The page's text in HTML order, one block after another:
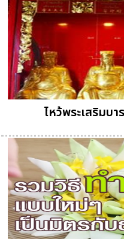
ไหว้พระเสริมบ